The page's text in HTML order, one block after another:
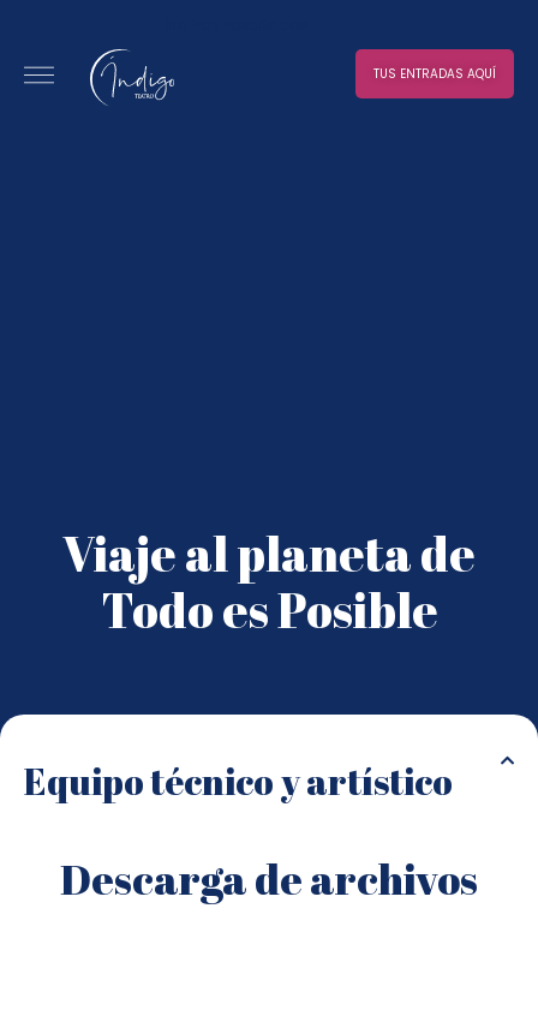
TUS ENTRADAS AQUÍ
Viaje al planeta de
Todo es Posible
Equipo técnico y artístico
Descarga de archivos